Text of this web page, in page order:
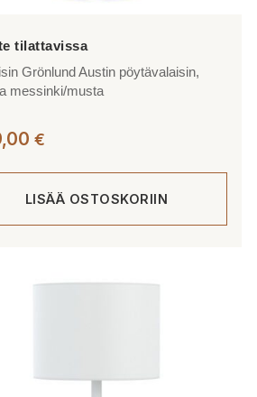
Grönlund Austin pöytävalaisin,
messinki/musta
€
LISÄÄ OSTOSKORIIN